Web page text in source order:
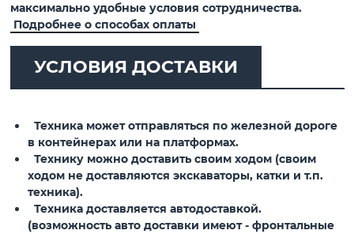
максимально удобные условия сотрудничества.
Подробнее о способах оплаты
УСЛОВИЯ ДОСТАВКИ
Техника может отправляться по железной дороге
в контейнерах или на платформах.
Технику можно доставить своим ходом (своим
ходом не доставляются экскаваторы, катки и т.п.
техника).
Техника доставляется автодоставкой.
(возможность авто доставки имеют - фронтальные